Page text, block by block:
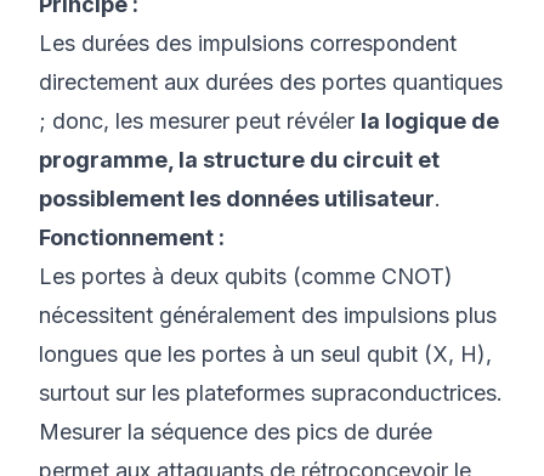
Les durées des impulsions correspondent
directement aux durées des portes quantiques
; donc, les mesurer peut révéler la logique de
programme, la structure du circuit et
possiblement les données utilisateur.
Fonctionnement :
Les portes à deux qubits (comme CNOT)
nécessitent généralement des impulsions plus
longues que les portes à un seul qubit (X, H),
surtout sur les plateformes supraconductrices.
Mesurer la séquence des pics de durée
permet aux attaquants de rétroconcevoir le